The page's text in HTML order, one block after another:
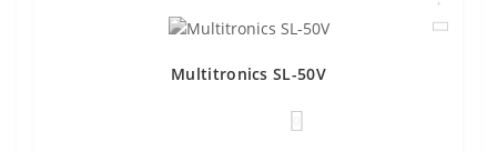
Multitronics SL-50V